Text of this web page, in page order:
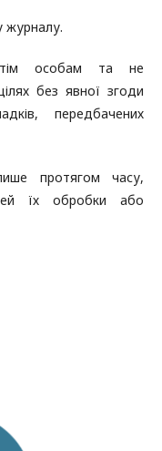
журналу.
особам та не
без явної згоди
передбачених
протягом часу,
їх обробки або